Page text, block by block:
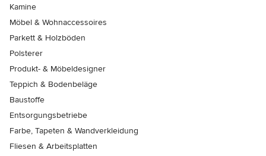
Kamine
Möbel & Wohnaccessoires
Parkett & Holzböden
Polsterer
Produkt- & Möbeldesigner
Teppich & Bodenbeläge
Baustoffe
Entsorgungsbetriebe
Farbe, Tapeten & Wandverkleidung
Fliesen & Arbeitsplatten